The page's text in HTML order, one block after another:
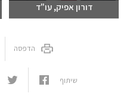
דורון אפיק, עו"ד
03-6093609
הדפסה
שיתוף